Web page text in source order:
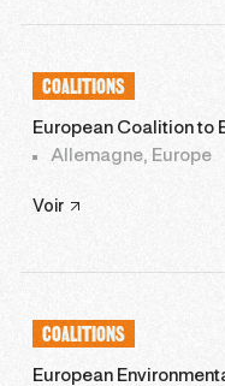
COALITIONS
European Coalition to
Allemagne, Europe
Voir
COALITIONS
European